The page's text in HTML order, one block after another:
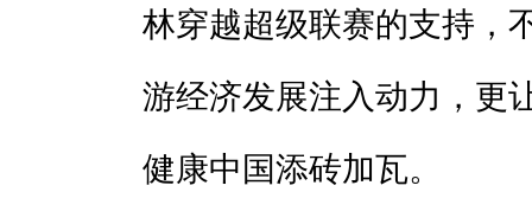
林穿越超级联赛的支持，
游经济发展注入动力，更
健康中国添砖加瓦。